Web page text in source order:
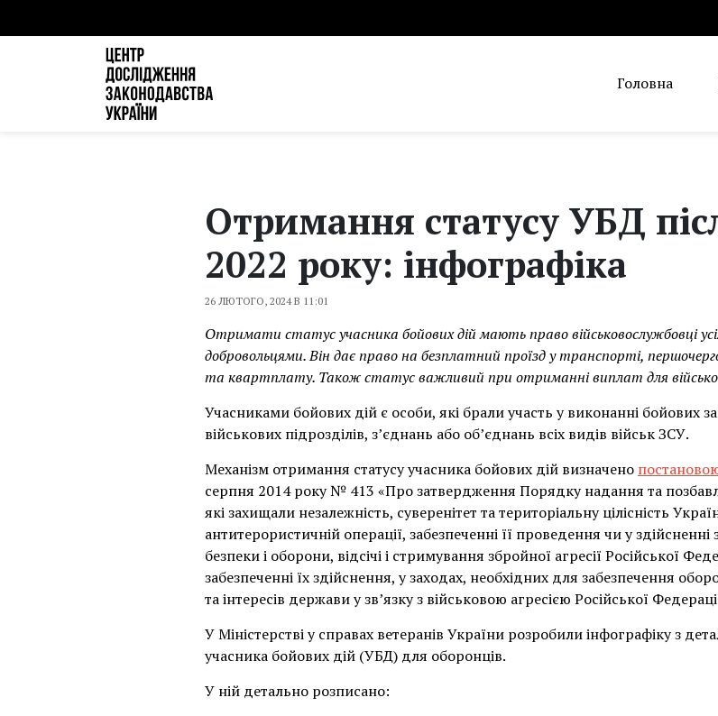
Головна
Отримання статусу УБД
2022 року: інфографіка
26 ЛЮТОГО, 2024 В 11:01
Отримати статус учасника бойових дій мають право військовослужбовці
добровольцями. Він дає право на безплатний проїзд у транспорті,
та квартплату. Також статус важливий при отриманні виплат для
Учасниками бойових дій є особи, які брали участь у виконанні бойових
військових підрозділів, з’єднань або об’єднань всіх видів військ ЗСУ.
Механізм отримання статусу учасника бойових дій визначено
серпня 2014 року № 413 «Про затвердження Порядку надання та
які захищали незалежність, суверенітет та територіальну цілісність
антитерористичній операції, забезпеченні її проведення чи у здійсненні
безпеки і оборони, відсічі і стримування збройної агресії Російської
забезпеченні їх здійснення, у заходах, необхідних для забезпечення
та інтересів держави у зв’язку з військовою агресією Російської
У Міністерстві у справах ветеранів України розробили інфографіку з
учасника бойових дій (УБД) для оборонців.
У ній детально розписано: